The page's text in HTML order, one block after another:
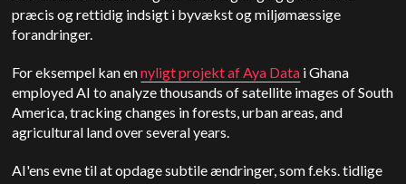
præcis og rettidig indsigt i byvækst og miljømæssige
forandringer.
For eksempel kan ennyligt projekt af Aya Data i Ghana
employed AI to analyze thousands of satellite images of South
America, tracking changes in forests, urban areas, and
agricultural land over several years.
AI'ens evne til at opdage subtile ændringer, som f.eks. tidlige